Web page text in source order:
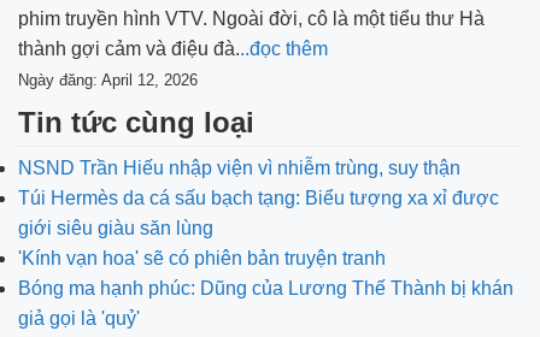
phim truyền hình VTV. Ngoài đời, cô là một tiểu thư Hà
thành gợi cảm và điệu đà...đọc thêm
Ngày đăng: April 12, 2026
Tin tức cùng loại
NSND Trần Hiếu nhập viện vì nhiễm trùng, suy thận
Túi Hermès da cá sấu bạch tạng: Biểu tượng xa xỉ được
giới siêu giàu săn lùng
'Kính vạn hoa' sẽ có phiên bản truyện tranh
Bóng ma hạnh phúc: Dũng của Lương Thế Thành bị khán
giả gọi là 'quỷ'